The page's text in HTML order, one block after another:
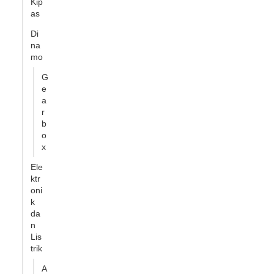
Kip
as
Di
na
mo
G
e
a
r
b
o
x
Ele
ktr
oni
k
da
n
Lis
trik
A